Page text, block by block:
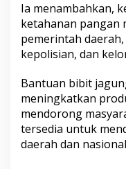
Ia menambahkan,
ketahanan pangan
pemerintah
kepolisian, dan
Bantuan bibit
meningkatkan
mendorong
tersedia untuk
daerah dan